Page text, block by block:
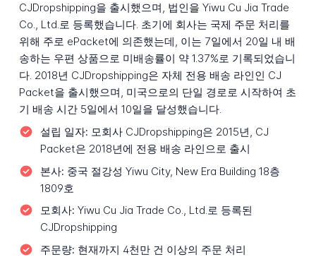
CJDropshipping을 출시했으며, 법인을 Yiwu Cu Jia Trade
Co., Ltd.로 등록했습니다. 초기에 회사는 국제 주문 처리를
위해 주로 ePacket에 의존했는데, 이는 7일에서 20일 내 배
송하는 우편 상품으로 미배송률이 약 1.37%로 기록되었습니
다. 2018년 CJDropshipping은 자체 전용 배송 라인인 CJ
Packet을 출시했으며, 미국으로의 단일 경로로 시작하여 초
기 배송 시간 5일에서 10일을 달성했습니다.
설립 일자: 모회사 CJDropshipping은 2015년, CJ
Packet은 2018년에 전용 배송 라인으로 출시
본사: 중국 절강성 Yiwu City, New Era Building 18층
1809호
모회사: Yiwu Cu Jia Trade Co., Ltd.로 등록된
CJDropshipping
주문량: 현재까지 4천만 건 이상의 주문 처리